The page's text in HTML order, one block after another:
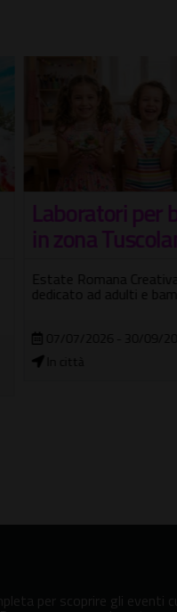
Laboratori per
in zona Tuscolana
Estate Romana Creativa
dedicato ad adulti e bambini
07/07/2026 - 30/09/2026
In città